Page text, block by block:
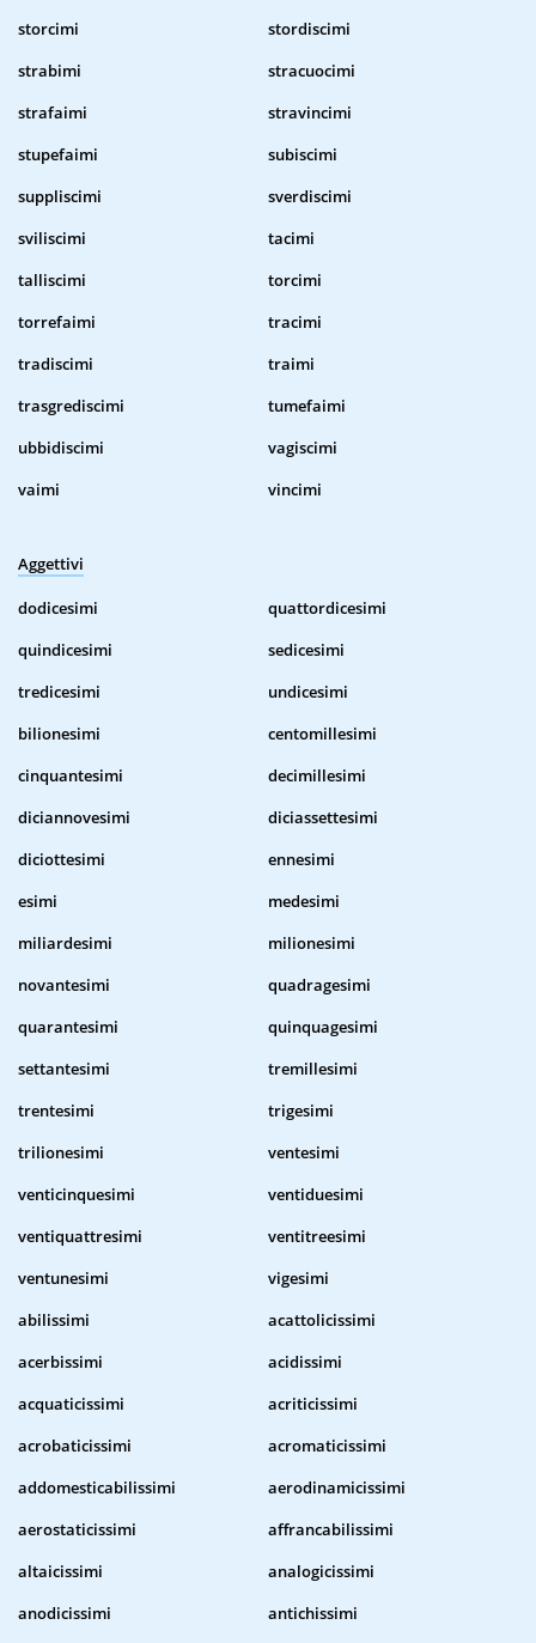
storcimi
stordiscimi
strabimi
stracuocimi
strafaimi
stravincimi
stupefaimi
subiscimi
suppliscimi
sverdiscimi
sviliscimi
tacimi
talliscimi
torcimi
torrefaimi
tracimi
tradiscimi
traimi
trasgrediscimi
tumefaimi
ubbidiscimi
vagiscimi
vaimi
vincimi
Aggettivi
dodicesimi
quattordicesimi
quindicesimi
sedicesimi
tredicesimi
undicesimi
bilionesimi
centomillesimi
cinquantesimi
decimillesimi
diciannovesimi
diciassettesimi
diciottesimi
ennesimi
esimi
medesimi
miliardesimi
milionesimi
novantesimi
quadragesimi
quarantesimi
quinquagesimi
settantesimi
tremillesimi
trentesimi
trigesimi
trilionesimi
ventesimi
venticinquesimi
ventiduesimi
ventiquattresimi
ventitreesimi
ventunesimi
vigesimi
abilissimi
acattolicissimi
acerbissimi
acidissimi
acquaticissimi
acriticissimi
acrobaticissimi
acromaticissimi
addomesticabilissimi
aerodinamicissimi
aerostaticissimi
affrancabilissimi
altaicissimi
analogicissimi
anodicissimi
antichissimi